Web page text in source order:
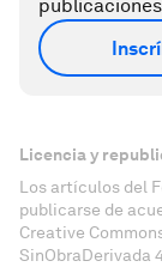
Licencia y
Los artículos del
publicarse de
Creative
SinObraDerivada